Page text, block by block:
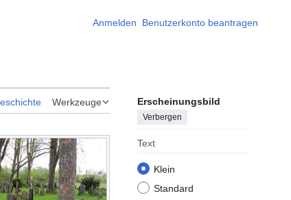
Anmelden Benutzerkonto beantragen
Werkzeuge Erscheinungsbild
Verbergen
Text
Klein
Standard